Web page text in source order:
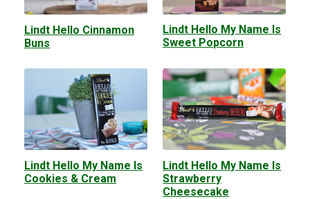
Lindt Hello Cinnamon
Buns
Lindt Hello My Name Is
Sweet Popcorn
Lindt Hello My Name Is
Cookies & Cream
Lindt Hello My Name Is
Strawberry
Cheesecake